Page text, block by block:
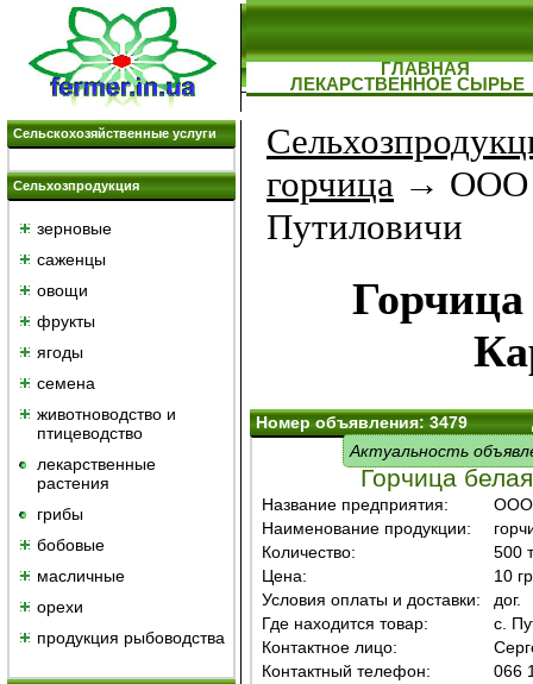
ГЛАВНАЯ
ЛЕКАРСТВЕННОЕ СЫРЬЕ
Сельскохозяйственные услуги
Сельхозпродукция
зерновые
саженцы
овощи
фрукты
ягоды
семена
животноводство и
птицеводство
лекарственные
растения
грибы
бобовые
масличные
орехи
продукция рыбоводства
горчица → ООО
Путиловичи
Горчица
Номер объявления: 3479
Актуальность
Горчица
Название предприятия:
ООО
Наименование продукции:
Количество:
500
Цена:
10
Условия оплаты и доставки:
дог.
Где находится товар:
с.
Контактное лицо:
Контактный телефон:
066